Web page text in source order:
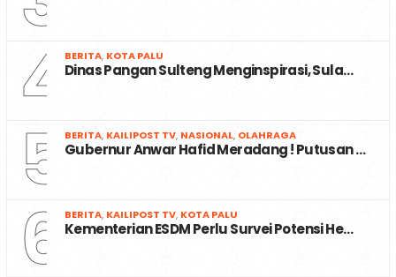
4 BERITA, KOTA PALU
Dinas Pangan Sulteng Menginspirasi, Sula…
5 BERITA, KAILIPOST TV, NASIONAL, OLAHRAGA
Gubernur Anwar Hafid Meradang ! Putusan …
6 BERITA, KAILIPOST TV, KOTA PALU
Kementerian ESDM Perlu Survei Potensi He…